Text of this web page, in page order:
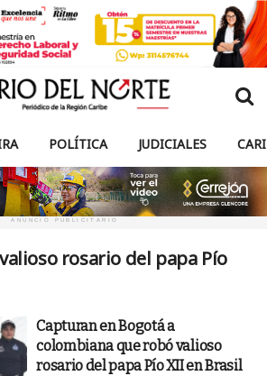
POLÍTICA JUDICIALES
ANUNCIO PUBLICITARIO
rosario del papa Pío
Capturan en Bogotá a
colombiana que robó valioso
rosario del papa Pío XII en Brasil